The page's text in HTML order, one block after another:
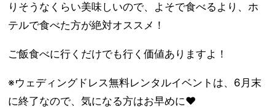
りそうなくらい美味しいので、よそで食べるより、ホ
テルで食べた方が絶対オススメ！
ご飯食べに行くだけでも行く価値ありますよ！
※ウェディングドレス無料レンタルイベントは、6月末
に終了なので、気になる方はお早めに❤️